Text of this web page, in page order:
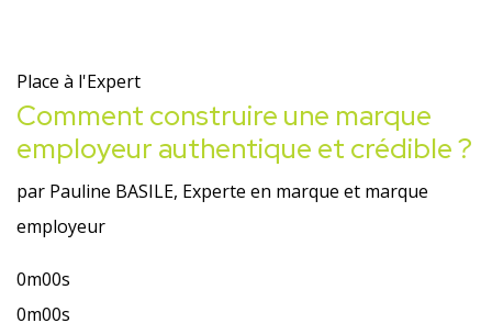
Place à l'Expert
Comment construire une marque
employeur authentique et crédible ?
par Pauline BASILE, Experte en marque et marque
employeur
0m00s
0m00s